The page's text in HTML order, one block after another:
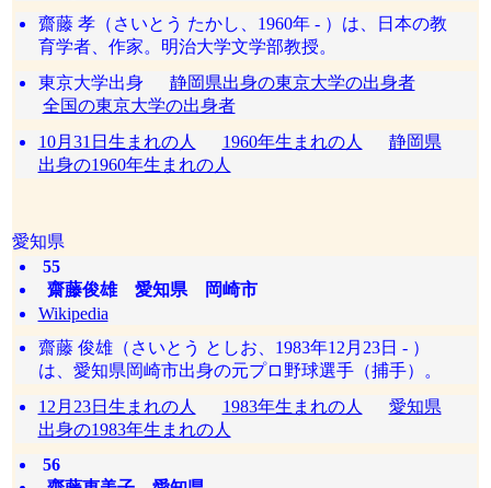
齋藤 孝（さいとう たかし、1960年 - ）は、日本の教
育学者、作家。明治大学文学部教授。
東京大学出身 静岡県出身の東京大学の出身者
全国の東京大学の出身者
10月31日生まれの人
1960年生まれの人
静岡県
出身の1960年生まれの人
愛知県
55
齋藤俊雄 愛知県 岡崎市
Wikipedia
齋藤 俊雄（さいとう としお、1983年12月23日 - ）
は、愛知県岡崎市出身の元プロ野球選手（捕手）。
12月23日生まれの人
1983年生まれの人
愛知県
出身の1983年生まれの人
56